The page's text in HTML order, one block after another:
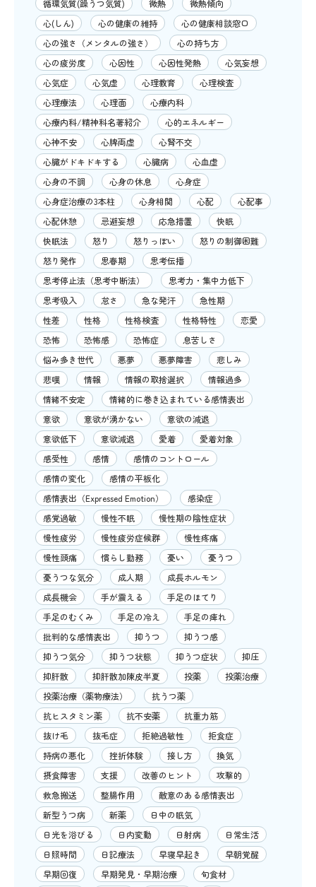
循環気質(躁うつ気質)
微熱
微熱傾向
心(しん)
心の健康の維持
心の健康相談窓口
心の強さ（メンタルの強さ）
心の持ち方
心の疲労度
心因性 心因性発熱
心気妄想
心気症
心気虚 心理教育
心理検査
心理療法
心理面
心療内科
心療内科/精神科名著紹介
心的エネルギー
心神不安
心脾両虚
心腎不交
心臓がドキドキする
心臓病
心血虚
心身の不調
心身の休息
心身症
心身症治療の3本柱
心身相関 心配
心配事
心配休憩
忌避妄想 応急措置
快眠
快眠法
怒り 怒りっぽい
怒りの制御困難
怒り発作
思春期
思考伝播
思考停止法（思考中断法）
思考力・集中力低下
思考吸入
怠さ 急な発汗
急性期
性差
性格 性格検査 性格特性
恋愛
恐怖
恐怖感 恐怖症
息苦しさ
悩み多き世代
悪夢 悪夢障害
悲しみ
悲嘆
情報 情報の取捨選択
情報過多
情緒不安定
情緒的に巻き込まれている感情表出
意欲
意欲が湧かない
意欲の減退
意欲低下
意欲減退 愛着
愛着対象
感受性
感情
感情のコントロール
感情の変化
感情の平板化
感情表出（Expressed Emotion）
感染症
感覚過敏
慢性不眠
慢性期の陰性症状
慢性疲労
慢性疲労症候群
慢性疼痛
慢性頭痛
慣らし勤務 憂い
憂うつ
憂うつな気分
成人期
成長ホルモン
成長機会
手が震える
手足のほてり
手足のむくみ
手足の冷え
手足の痺れ
批判的な感情表出
抑うつ
抑うつ感
抑うつ気分
抑うつ状態 抑うつ症状
抑圧
抑肝散
抑肝散加陳皮半夏 投薬
投薬治療
投薬治療（薬物療法）
抗うつ薬
抗ヒスタミン薬
抗不安薬
抗重力筋
抜け毛
抜毛症 拒絶過敏性
拒食症
持病の悪化
挫折体験 接し方
換気
摂食障害
支援 改善のヒント
攻撃的
救急搬送
整腸作用
敵意のある感情表出
新型うつ病
新薬
日中の眠気
日光を浴びる
日内変動 日射病
日常生活
日照時間
日記療法 早寝早起き
早朝覚醒
早期回復
早期発見・早期治療
旬食材